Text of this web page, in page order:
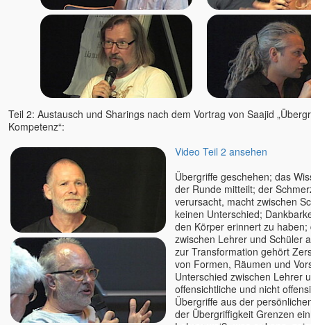
Teil 2: Austausch und Sharings nach dem Vortrag von Saajid
Kompetenz“:
Video Teil 2 ansehen
Übergriffe geschehen; das
der Runde mitteilt; der
verursacht, macht zwischen
keinen Unterschied;
den Körper erinnert zu
zwischen Lehrer und Schüler
zur Transformation gehört
von Formen, Räumen und
Unterschied zwischen Lehrer
offensichtliche und nicht
Übergriffe aus der
der Übergriffigkeit Grenzen